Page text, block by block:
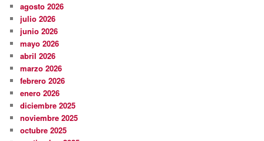
agosto 2026
julio 2026
junio 2026
mayo 2026
abril 2026
marzo 2026
febrero 2026
enero 2026
diciembre 2025
noviembre 2025
octubre 2025